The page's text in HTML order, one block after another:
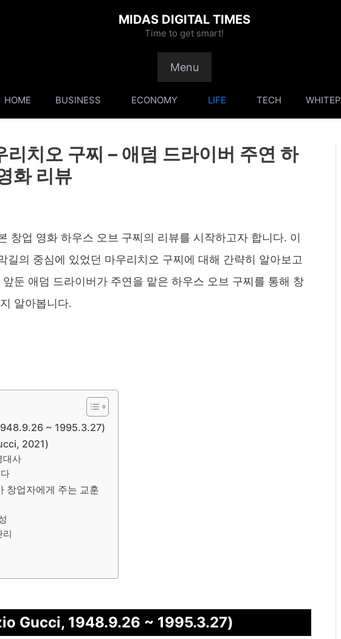
MIDAS DIGITAL TIMES
Time to get smart!
Menu
HOME BUSINESS ECONOMY LIFE TECH
리치오 구찌 – 애덤 드라이버 주연 하
화 리뷰
창업 영화 하우스 오브 구찌의 리뷰를 시작하고자 합니다. 이
길의 중심에 있었던 마우리치오 구찌에 대해 간략히 알아보고
둔 애덤 드라이버가 주연을 맡은 하우스 오브 구찌를 통해 창
알아봅니다.
~ 1995.3.27)
2021)
대사
창업자에게 주는 교훈
리
Gucci, 1948.9.26 ~ 1995.3.27)